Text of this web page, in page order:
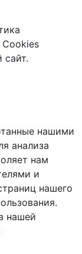
нашими
анализа
нам
и
нашего
нашей